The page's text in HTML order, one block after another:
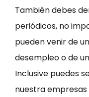
También debes
periódicos, no
pueden venir de
desempleo o de
Inclusive puedes
nuestra